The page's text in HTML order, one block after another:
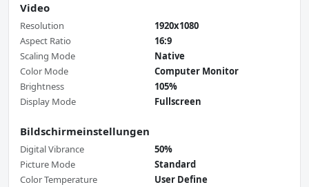
Video
Resolution
1920x1080
Aspect Ratio
16:9
Scaling Mode
Native
Color Mode
Computer Monitor
Brightness
105%
Display Mode
Fullscreen
Bildschirmeinstellungen
Digital Vibrance
50%
Picture Mode
Standard
Color Temperature
User Define